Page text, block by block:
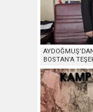
BOSTAN’A